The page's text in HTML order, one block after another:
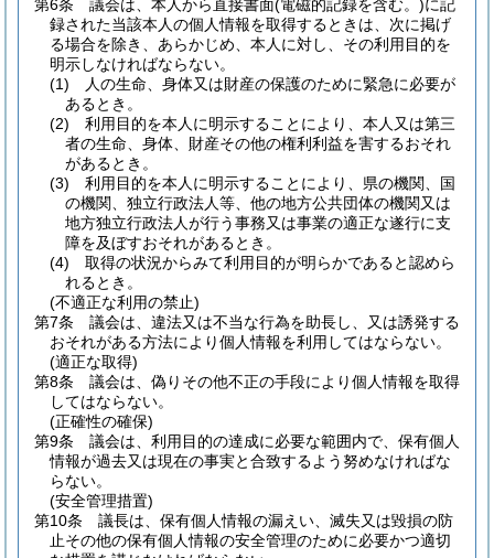
第6条
議会は、本人から直接書面(電磁的記録を含む。)に記
録された当該本人の個人情報を取得するときは、次に掲げ
る場合を除き、あらかじめ、本人に対し、その利用目的を
明示しなければならない。
(1)
人の生命、身体又は財産の保護のために緊急に必要が
あるとき。
(2)
利用目的を本人に明示することにより、本人又は第三
者の生命、身体、財産その他の権利利益を害するおそれ
があるとき。
(3)
利用目的を本人に明示することにより、県の機関、国
の機関、独立行政法人等、他の地方公共団体の機関又は
地方独立行政法人が行う事務又は事業の適正な遂行に支
障を及ぼすおそれがあるとき。
(4)
取得の状況からみて利用目的が明らかであると認めら
れるとき。
(不適正な利用の禁止)
第7条
議会は、違法又は不当な行為を助長し、又は誘発する
おそれがある方法により個人情報を利用してはならない。
(適正な取得)
第8条
議会は、偽りその他不正の手段により個人情報を取得
してはならない。
(正確性の確保)
第9条
議会は、利用目的の達成に必要な範囲内で、保有個人
情報が過去又は現在の事実と合致するよう努めなければな
らない。
(安全管理措置)
第10条
議長は、保有個人情報の漏えい、滅失又は毀損の防
止その他の保有個人情報の安全管理のために必要かつ適切